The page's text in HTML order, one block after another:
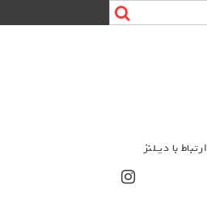
ارتباط با دیـلنز